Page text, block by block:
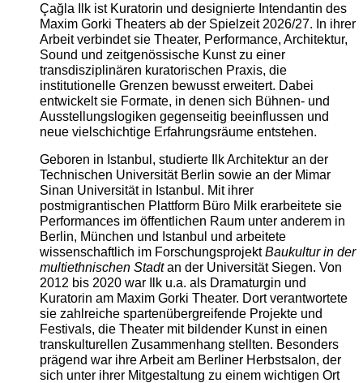
Çağla Ilk ist Kuratorin und designierte Intendantin des
Maxim Gorki Theaters ab der Spielzeit 2026/27. In ihrer
Arbeit verbindet sie Theater, Performance, Architektur,
Sound und zeitgenössische Kunst zu einer
transdisziplinären kuratorischen Praxis, die
institutionelle Grenzen bewusst erweitert. Dabei
entwickelt sie Formate, in denen sich Bühnen- und
Ausstellungslogiken gegenseitig beeinflussen und
neue vielschichtige Erfahrungsräume entstehen.
Geboren in Istanbul, studierte Ilk Architektur an der
Technischen Universität Berlin sowie an der Mimar
Sinan Universität in Istanbul. Mit ihrer
postmigrantischen Plattform Büro Milk erarbeitete sie
Performances im öffentlichen Raum unter anderem in
Berlin, München und Istanbul und arbeitete
wissenschaftlich im ForschungsprojektBaukultur in der
multiethnischen Stadtan der Universität Siegen. Von
2012 bis 2020 war Ilk u.a. als Dramaturgin und
Kuratorin am Maxim Gorki Theater. Dort verantwortete
sie zahlreiche spartenübergreifende Projekte und
Festivals, die Theater mit bildender Kunst in einen
transkulturellen Zusammenhang stellten. Besonders
prägend war ihre Arbeit am Berliner Herbstsalon, der
sich unter ihrer Mitgestaltung zu einem wichtigen Ort